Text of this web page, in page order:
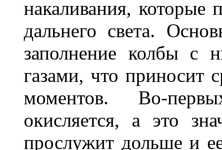
накаливания,
дальнего света.
заполнение колбы с
газами, что приносит
моментов. Во-
окисляется, а это
прослужит дольше и